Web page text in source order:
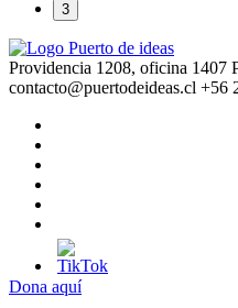
3
Providencia 1208, oficina 1407
contacto@puertodeideas.cl +56
Dona aquí